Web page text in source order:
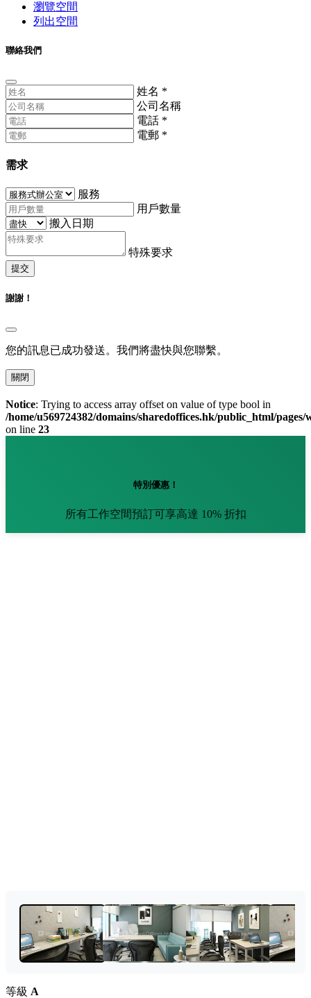
瀏覽空間
列出空間
聯絡我們
姓名 *
公司名稱
電話 *
電郵 *
需求
服務
用戶數量
搬入日期
特殊要求
提交
謝謝！
您的訊息已成功發送。我們將盡快與您聯繫。
關閉
Notice: Trying to access array offset on value of type bool in
/home/u569724382/domains/sharedoffices.hk/public_html/pages/
on line 23
特別優惠！
所有工作空間預訂可享高達 10% 折扣
等級 A